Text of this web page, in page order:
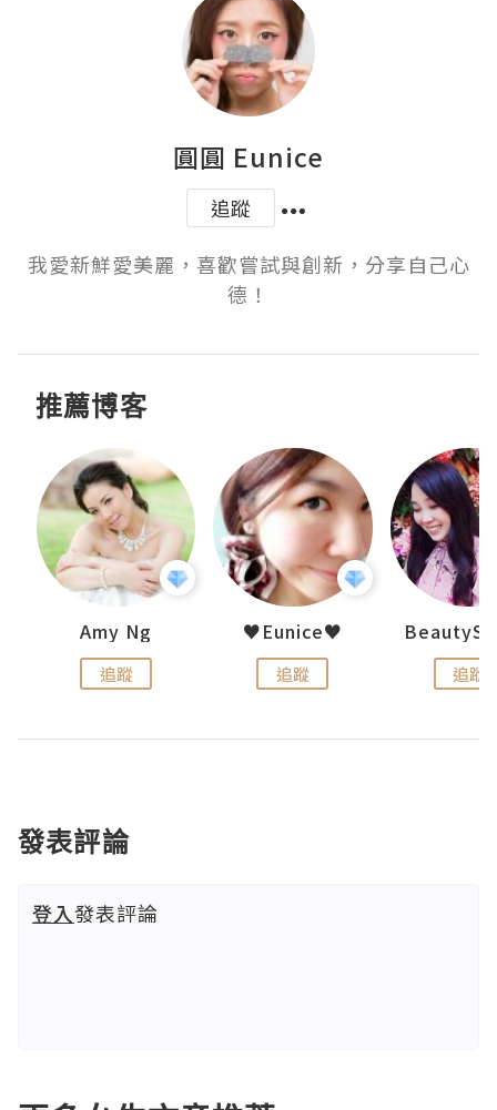
圓圓 Eunice
追蹤
我愛新鮮愛美麗，喜歡嘗試與創新，分享自己心
德！
推薦博客
Amy Ng
追蹤
♥Eunice♥
追蹤 追蹤
發表評論
登入發表評論